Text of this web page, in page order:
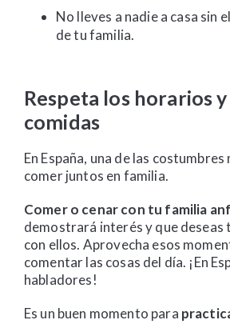
No lleves a nadie a casa sin
de tu familia.
Respeta los horarios y
comidas
En España, una de las costumbres
comer juntos en familia.
Comer o cenar con tu familia
demostrará interés y que deseas
con ellos. Aprovecha esos
comentar las cosas del día. ¡En
habladores!
Es un buen momento para